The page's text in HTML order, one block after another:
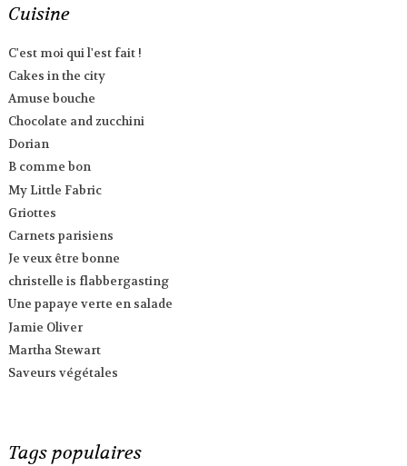
Cuisine
C'est moi qui l'est fait !
Cakes in the city
Amuse bouche
Chocolate and zucchini
Dorian
B comme bon
My Little Fabric
Griottes
Carnets parisiens
Je veux être bonne
christelle is flabbergasting
Une papaye verte en salade
Jamie Oliver
Martha Stewart
Saveurs végétales
Tags populaires